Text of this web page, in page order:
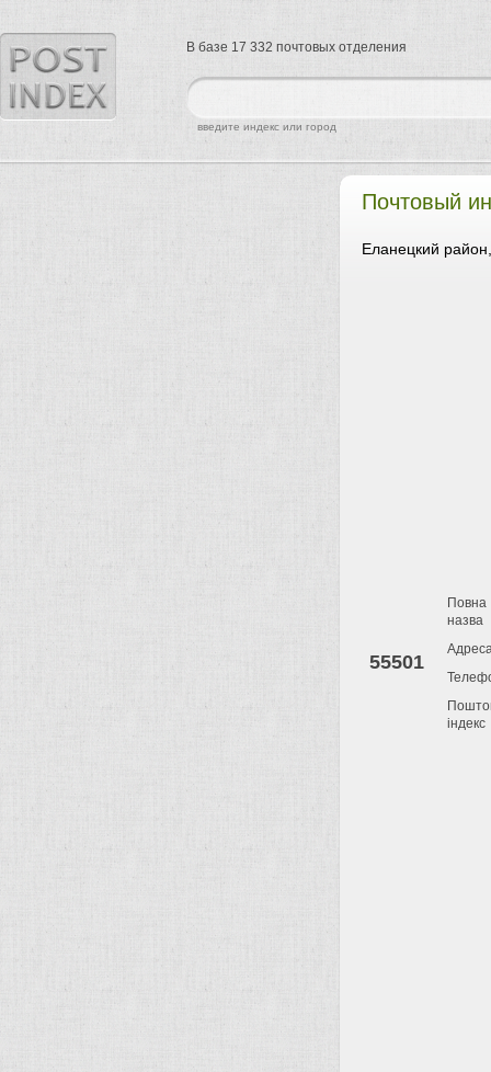
Почтовый
Еланецкий
55501
Повна
назва
індекс
найти
введите индекс или город
В базе 17 332 почтовых отделения